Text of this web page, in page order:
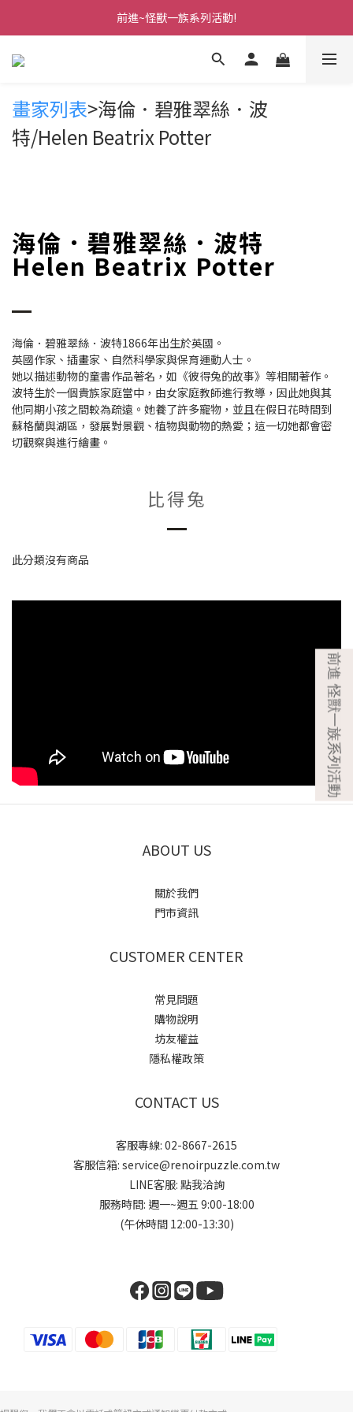
前進~怪獸一族系列活動!
前進~怪獸一族系列活動!
分享美好時光 ∣ APP好友推薦
畫家列表>海倫．碧雅翠絲．波
特/Helen Beatrix Potter
海倫．碧雅翠絲．波特
Helen Beatrix Potter
海倫．碧雅翠絲．波特1866年出生於英國。
英國作家、插畫家、自然科學家與保育運動人士。
她以描述動物的童書作品著名，如《彼得兔的故事》等相關著作。
波特生於一個貴族家庭當中，由女家庭教師進行教導，因此她與其
他同期小孩之間較為疏遠。她養了許多寵物，並且在假日花時間到
蘇格蘭與湖區，發展對景觀、植物與動物的熱愛；這一切她都會密
切觀察與進行繪畫。
比得兔
此分類沒有商品
ABOUT US
關於我們
門市資訊
CUSTOMER CENTER
常見問題
購物說明
坊友權益
隱私權政策
CONTACT US
客服專線: 02-8667-2615
客服信箱: service@renoirpuzzle.com.tw
LINE客服: 點我洽詢
服務時間: 週一~週五 9:00-18:00
(午休時間 12:00-13:30)